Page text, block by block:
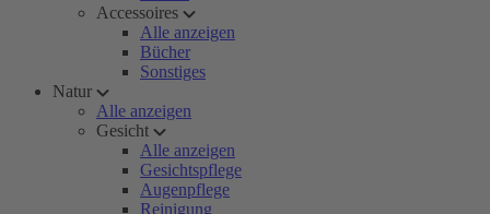
Accessoires
Alle anzeigen
Bücher
Sonstiges
Natur
Alle anzeigen
Gesicht
Alle anzeigen
Gesichtspflege
Augenpflege
Reinigung